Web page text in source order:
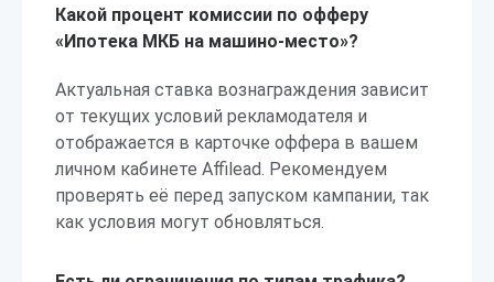
Какой процент комиссии по офферу
«Ипотека МКБ на машино-место»?
Актуальная ставка вознаграждения зависит
от текущих условий рекламодателя и
отображается в карточке оффера в вашем
личном кабинете Affilead. Рекомендуем
проверять её перед запуском кампании, так
как условия могут обновляться.